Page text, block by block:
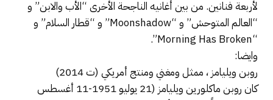
لأربعة فنانين. من بين أغانيه الناجحة الأخرى “الأب والابن” و
“العالم المتوحش” و “Moonshadow” و “قطار السلام” و
“Morning Has Broken”.
وايضا:
روبن ويليامز ، ممثل ومغني ومنتج أمريكي (ت 2014)
كان روبن ماكلورين ويليامز (21 يوليو 1951-11 أغسطس